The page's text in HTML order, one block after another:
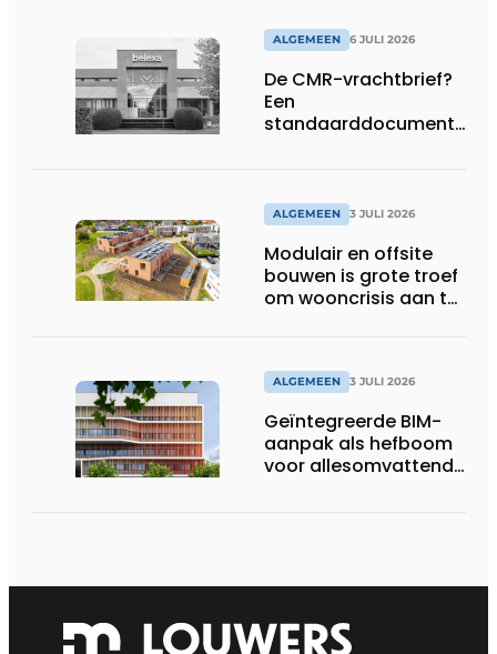
ALGEMEEN 6 JULI 2026
De CMR-vrachtbrief?
Een
standaarddocument
ALGEMEEN 3 JULI 2026
Modulair en offsite
bouwen is grote troef
om wooncrisis aan te
ALGEMEEN 3 JULI 2026
Geïntegreerde BIM-
aanpak als hefboom
voor allesomvattende